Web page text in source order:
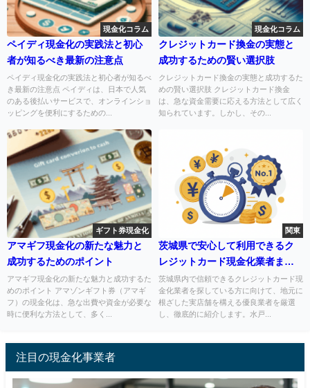
現金化コラム
ペイディ現金化の実践法と初心
者が知るべき最新の注意点
ペイディ現金化の実践法と初心者が知るべ
き最新の注意点 ペイディは、日本で人気
のある後払いサービスで、オンラインショ
ッピングを便利にするための...
現金化コラム
クレジットカード換金の実態と
成功するための賢い選択肢
クレジットカード換金の実態と成功するた
めの賢い選択肢 クレジットカード換金
は、急な資金需要に応える方法として広く
知られています。しかし、その...
ギフト券現金化
アマギフ現金化の新たな魅力と
成功するためのポイント
アマギフ現金化の新たな魅力と成功するた
めのポイント アマゾンギフト券（アマギ
フ）の現金化は、急な出費や資金が必要な
時に便利な方法として、多く...
関東
茨城県で安心して利用できるク
レジットカード現金化業者まと
め
茨城県内で信頼できるクレジットカード現
金化業者を探している方に向けて、地元に
根ざした実店舗を構える優良業者を厳選
し、徹底的に紹介します。水戸...
注目の現金化事業者